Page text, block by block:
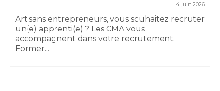
4 juin 2026
Artisans entrepreneurs, vous souhaitez recruter
un(e) apprenti(e) ? Les CMA vous
accompagnent dans votre recrutement.
Former...